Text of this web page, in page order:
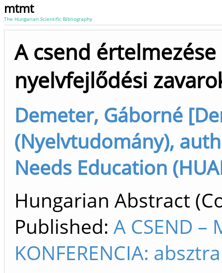
mtmt
The Hungarian Scientific Bibliography
A csend
nyelvfejlődési
Demeter, Gáborné
(Nyelvtudomány),
Needs Education
Hungarian Abstract
Published: A CSEND –
KONFERENCIA: